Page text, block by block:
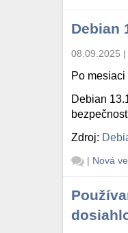
Debian
08.09.2025 |
Po
Debian
Zdroj:
| Nová